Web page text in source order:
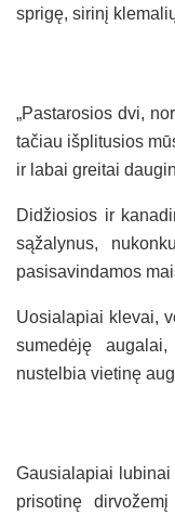
sprigę, sirinį
„Pastarosios dvi,
tačiau išplitusios
ir labai greitai
Didžiosios ir
sąžalynus,
pasisavindamos
Uosialapiai klevai,
sumedėję
nustelbia vietinę
Gausialapiai
prisotinę